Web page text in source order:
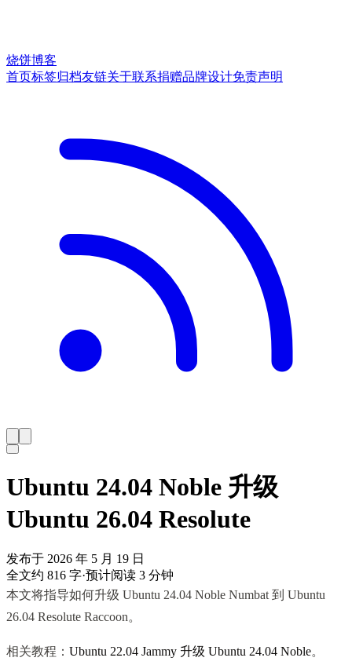
烧饼博客
首页标签归档友链关于联系捐赠品牌设计免责声明
Ubuntu 24.04 Noble 升级
Ubuntu 26.04 Resolute
发布于 2026 年 5 月 19 日
全文约 816 字·预计阅读 3 分钟
本文将指导如何升级 Ubuntu 24.04 Noble Numbat 到 Ubuntu
26.04 Resolute Raccoon。
相关教程： Ubuntu 22.04 Jammy 升级 Ubuntu 24.04 Noble。